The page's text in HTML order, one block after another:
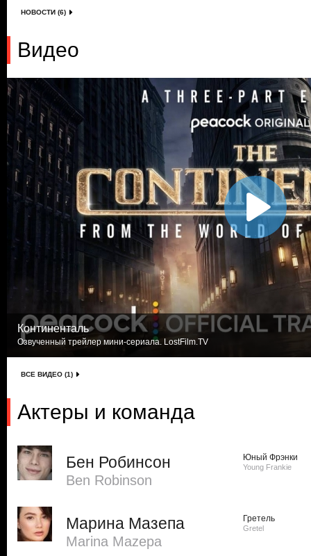
НОВОСТИ (6)
Видео
Континенталь
Озвученный трейлер мини-сериала. LostFilm.TV
ВСЕ ВИДЕО (1)
Актеры и команда
Бен Робинсон
Ben Robinson
Юный Фрэнки
Young Frankie
Марина Мазепа
Marina Mazepa
Гретель
Gretel